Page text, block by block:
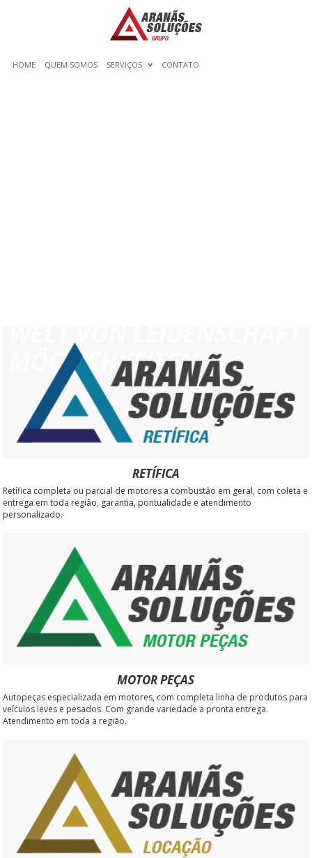
HOME QUEM SOMOS SERVIÇOS CONTATO
ÖGLICHKEITEN
RETÍFICA
Retífica completa ou parcial de motores a combustão em geral, com coleta e
entrega em toda região, garantia, pontualidade e atendimento
personalizado.
MOTOR PEÇAS
Autopeças especializada em motores, com completa linha de produtos para
veículos leves e pesados. Com grande variedade a pronta entrega.
Atendimento em toda a região.